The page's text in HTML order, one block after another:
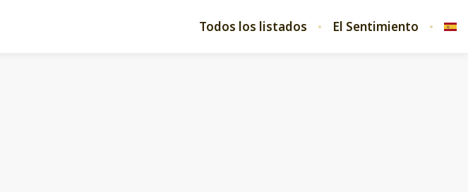
Todos los listados El Sentimiento